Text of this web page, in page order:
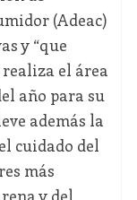
(Adeac)
y “que
el área
año para su
además la
cuidado del
más
y del